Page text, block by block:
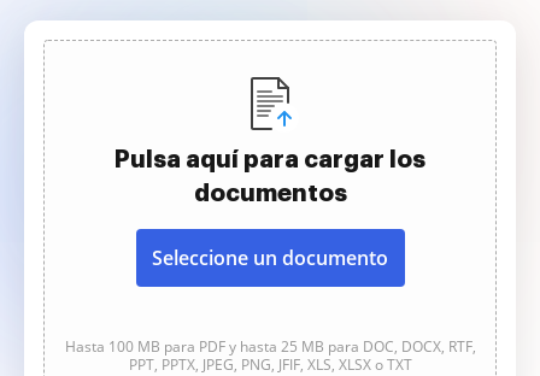
Pulsa aquí para cargar los
documentos
Seleccione un documento
Hasta 100 MB para PDF y hasta 25 MB para DOC, DOCX, RTF,
PPT, PPTX, JPEG, PNG, JFIF, XLS, XLSX o TXT